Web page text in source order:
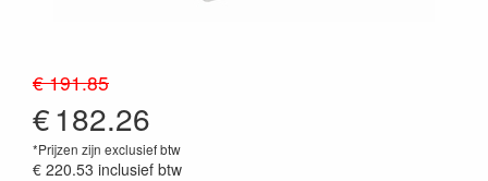
€ 191.85
€182.26
*Prijzen zijn exclusief btw
€ 220.53 inclusief btw